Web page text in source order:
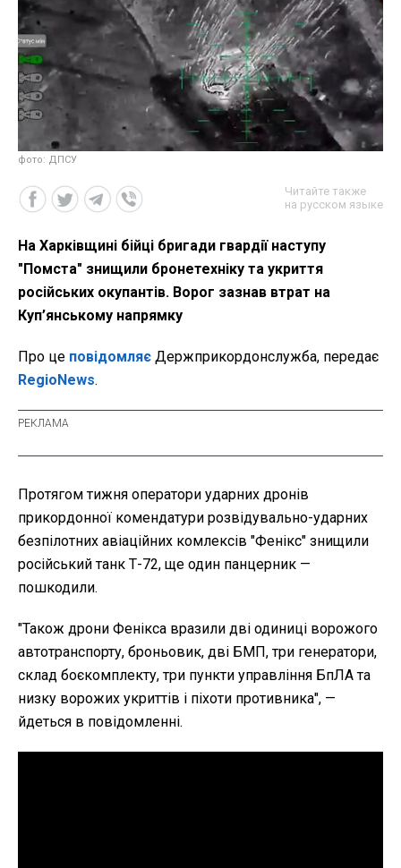
фото: ДПСУ
Читайте также
на русском языке
На Харківщині бійці бригади гвардії наступу
"Помста" знищили бронетехніку та укриття
російських окупантів. Ворог зазнав втрат на
Куп’янському напрямку
Про це повідомляє Держприкордонслужба, передає
RegioNews.
Протягом тижня оператори ударних дронів
прикордонної комендатури розвідувально-ударних
безпілотних авіаційних комлексів "Фенікс" знищили
російський танк Т-72, ще один панцерник —
пошкодили.
"Також дрони Фенікса вразили дві одиниці ворожого
автотранспорту, броньовик, дві БМП, три генератори,
склад боєкомплекту, три пункти управління БпЛА та
низку ворожих укриттів і піхоти противника", —
йдеться в повідомленні.